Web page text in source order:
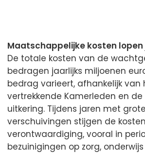
Maatschappelijke kosten lopen
De totale kosten van de
bedragen jaarlijks miljoenen
bedrag varieert, afhankelijk
vertrekkende Kamerleden en
uitkering. Tijdens jaren met
verschuivingen stijgen de
verontwaardiging, vooral in
bezuinigingen op zorg,